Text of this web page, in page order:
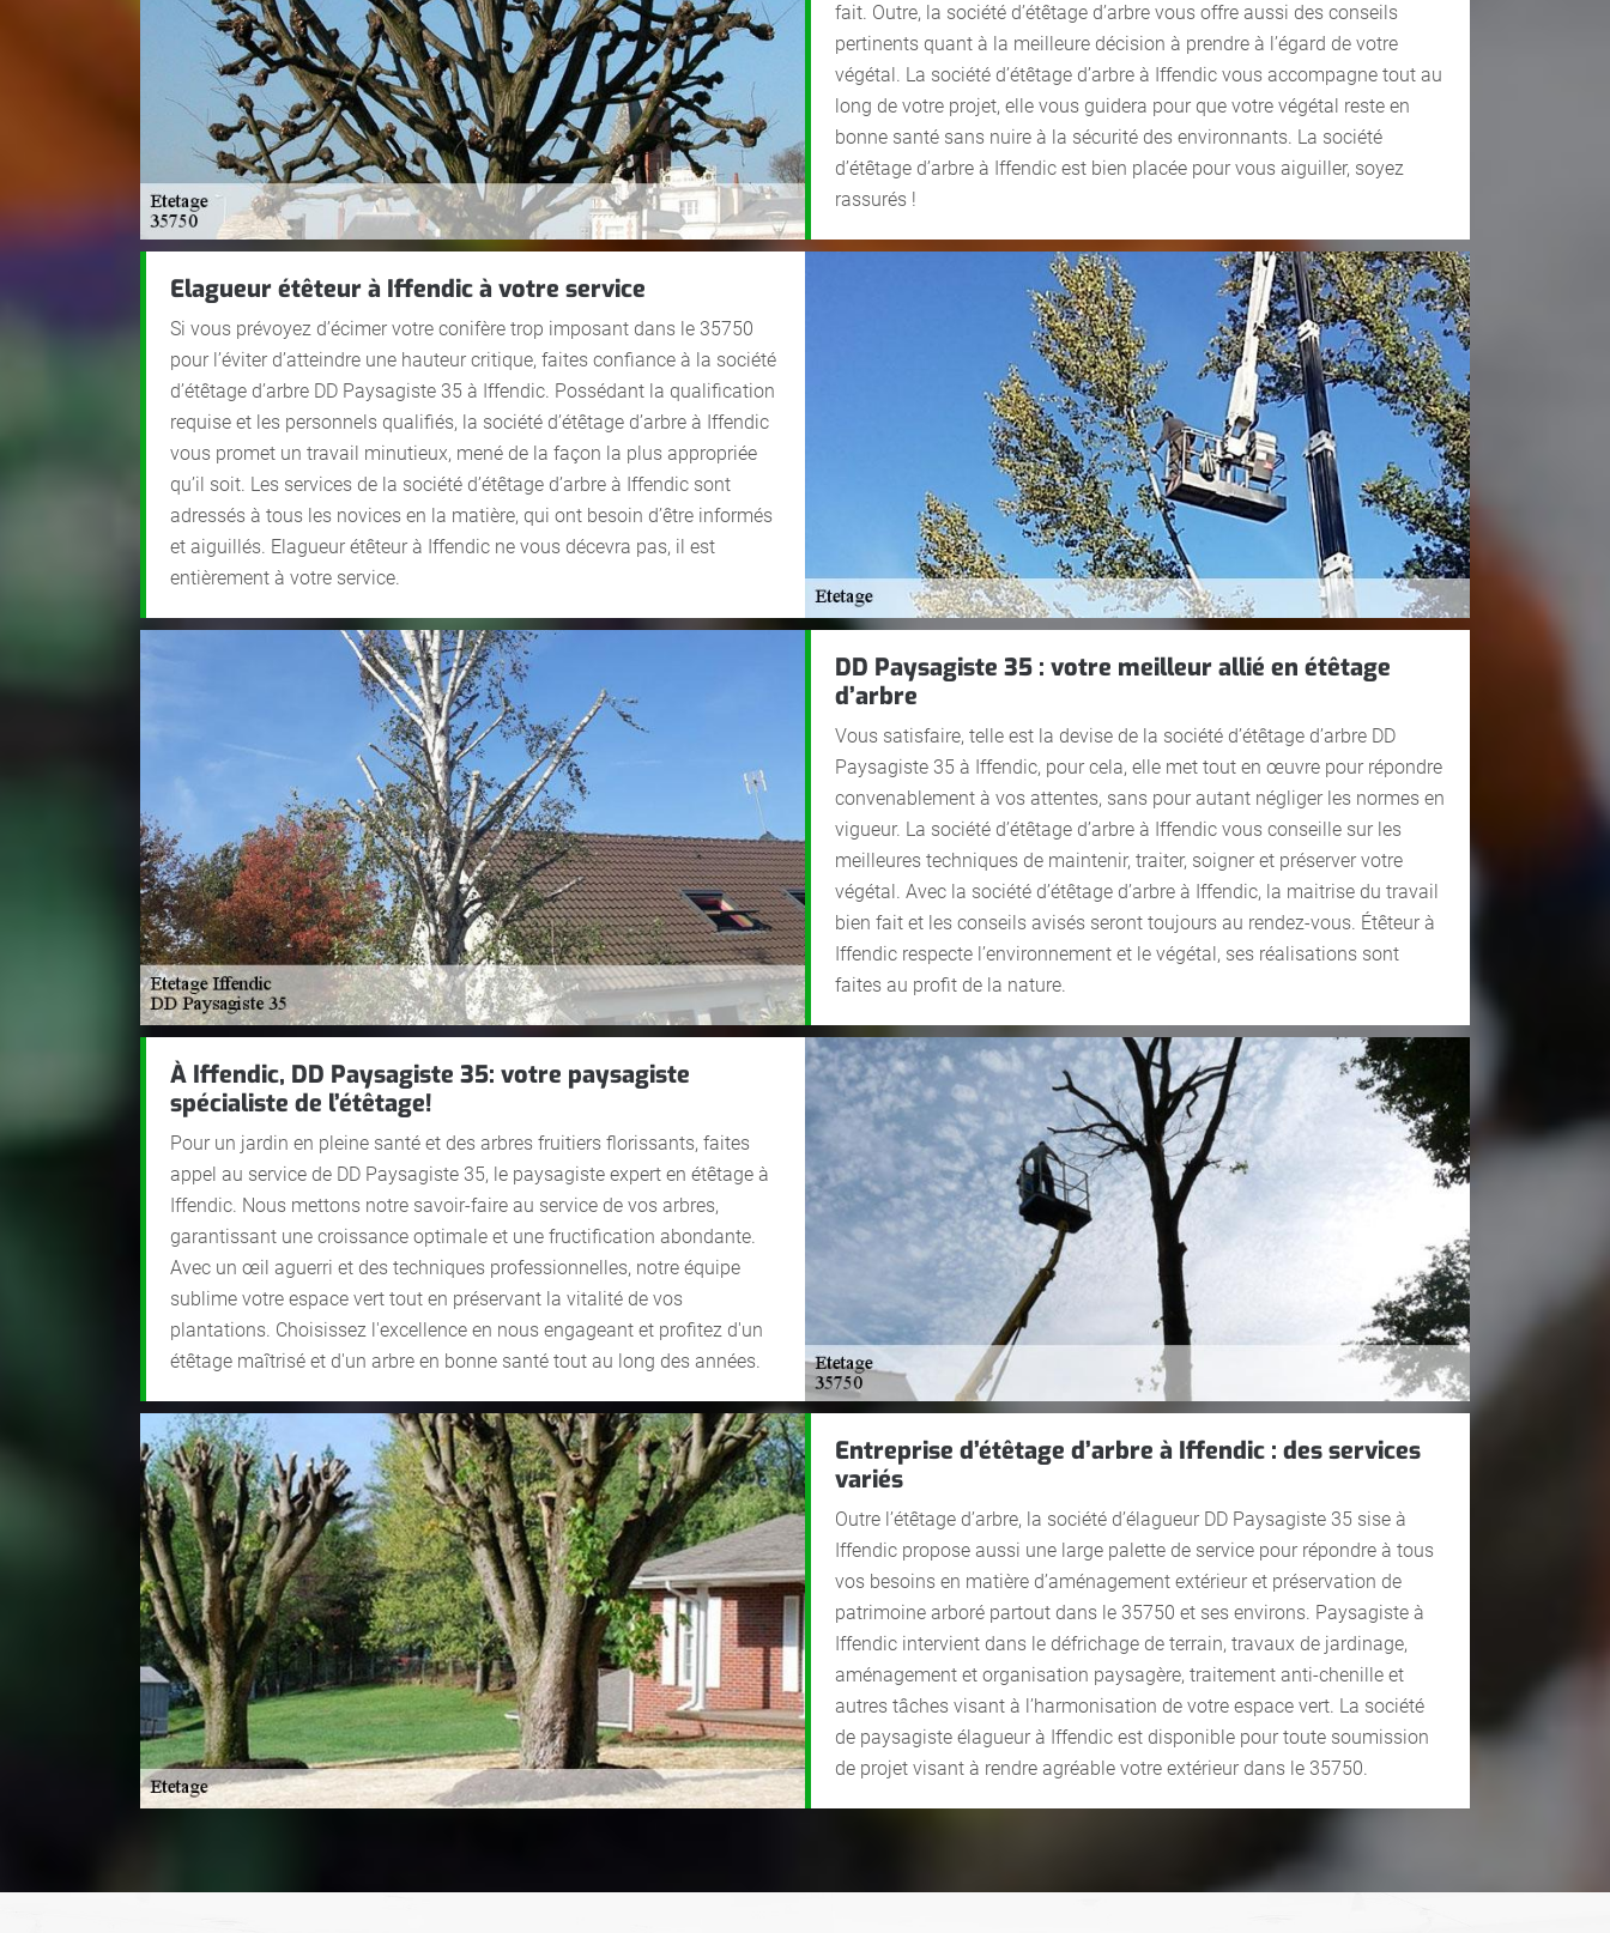
fait. Outre, la société d’étêtage d’arbre vous offre aussi des conseils
pertinents quant à la meilleure décision à prendre à l’égard de votre
végétal. La société d’étêtage d’arbre à Iffendic vous accompagne tout au
long de votre projet, elle vous guidera pour que votre végétal reste en
bonne santé sans nuire à la sécurité des environnants. La société
d’étêtage d’arbre à Iffendic est bien placée pour vous aiguiller, soyez
rassurés !
Elagueur étêteur à Iffendic à votre service
Si vous prévoyez d’écimer votre conifère trop imposant dans le 35750
pour l’éviter d’atteindre une hauteur critique, faites confiance à la société
d’étêtage d’arbre DD Paysagiste 35 à Iffendic. Possédant la qualification
requise et les personnels qualifiés, la société d’étêtage d’arbre à Iffendic
vous promet un travail minutieux, mené de la façon la plus appropriée
qu’il soit. Les services de la société d’étêtage d’arbre à Iffendic sont
adressés à tous les novices en la matière, qui ont besoin d’être informés
et aiguillés. Elagueur étêteur à Iffendic ne vous décevra pas, il est
entièrement à votre service.
DD Paysagiste 35 : votre meilleur allié en étêtage
d’arbre
Vous satisfaire, telle est la devise de la société d’étêtage d’arbre DD
Paysagiste 35 à Iffendic, pour cela, elle met tout en œuvre pour répondre
convenablement à vos attentes, sans pour autant négliger les normes en
vigueur. La société d’étêtage d’arbre à Iffendic vous conseille sur les
meilleures techniques de maintenir, traiter, soigner et préserver votre
végétal. Avec la société d’étêtage d’arbre à Iffendic, la maitrise du travail
bien fait et les conseils avisés seront toujours au rendez-vous. Étêteur à
Iffendic respecte l’environnement et le végétal, ses réalisations sont
faites au profit de la nature.
À Iffendic, DD Paysagiste 35: votre paysagiste
spécialiste de l’étêtage!
Pour un jardin en pleine santé et des arbres fruitiers florissants, faites
appel au service de DD Paysagiste 35, le paysagiste expert en étêtage à
Iffendic. Nous mettons notre savoir-faire au service de vos arbres,
garantissant une croissance optimale et une fructification abondante.
Avec un œil aguerri et des techniques professionnelles, notre équipe
sublime votre espace vert tout en préservant la vitalité de vos
plantations. Choisissez l'excellence en nous engageant et profitez d'un
étêtage maîtrisé et d'un arbre en bonne santé tout au long des années.
Entreprise d’étêtage d’arbre à Iffendic : des services
variés
Outre l’étêtage d’arbre, la société d’élagueur DD Paysagiste 35 sise à
Iffendic propose aussi une large palette de service pour répondre à tous
vos besoins en matière d’aménagement extérieur et préservation de
patrimoine arboré partout dans le 35750 et ses environs. Paysagiste à
Iffendic intervient dans le défrichage de terrain, travaux de jardinage,
aménagement et organisation paysagère, traitement anti-chenille et
autres tâches visant à l’harmonisation de votre espace vert. La société
de paysagiste élagueur à Iffendic est disponible pour toute soumission
de projet visant à rendre agréable votre extérieur dans le 35750.